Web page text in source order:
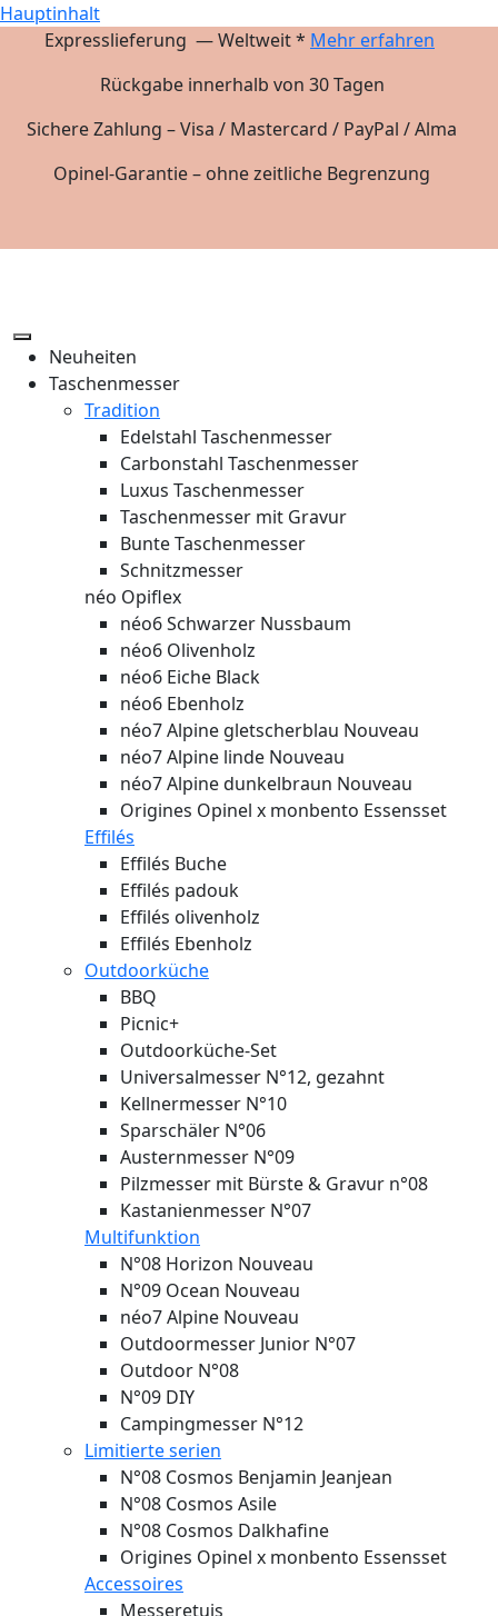
Hauptinhalt
Expresslieferung — Weltweit * Mehr erfahren
Rückgabe innerhalb von 30 Tagen
Sichere Zahlung – Visa / Mastercard / PayPal / Alma
Opinel-Garantie – ohne zeitliche Begrenzung
Neuheiten
Taschenmesser
Tradition
Edelstahl Taschenmesser
Carbonstahl Taschenmesser
Luxus Taschenmesser
Taschenmesser mit Gravur
Bunte Taschenmesser
Schnitzmesser
néo Opiflex
néo6 Schwarzer Nussbaum
néo6 Olivenholz
néo6 Eiche Black
néo6 Ebenholz
néo7 Alpine gletscherblau Nouveau
néo7 Alpine linde Nouveau
néo7 Alpine dunkelbraun Nouveau
Origines Opinel x monbento Essensset
Effilés
Effilés Buche
Effilés padouk
Effilés olivenholz
Effilés Ebenholz
Outdoorküche
BBQ
Picnic+
Outdoorküche-Set
Universalmesser N°12, gezahnt
Kellnermesser N°10
Sparschäler N°06
Austernmesser N°09
Pilzmesser mit Bürste & Gravur n°08
Kastanienmesser N°07
Multifunktion
N°08 Horizon Nouveau
N°09 Ocean Nouveau
néo7 Alpine Nouveau
Outdoormesser Junior N°07
Outdoor N°08
N°09 DIY
Campingmesser N°12
Limitierte serien
N°08 Cosmos Benjamin Jeanjean
N°08 Cosmos Asile
N°08 Cosmos Dalkhafine
Origines Opinel x monbento Essensset
Accessoires
Messeretuis